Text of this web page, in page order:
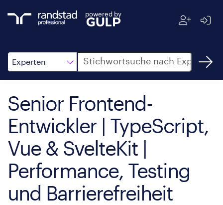
powered by
Experten
Suche
Senior Frontend-
Entwickler | TypeScript,
Vue & SvelteKit |
Performance, Testing
und Barrierefreiheit